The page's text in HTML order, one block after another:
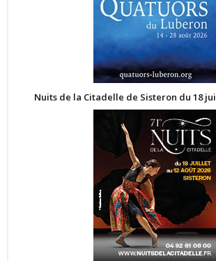
Nuits de la Citadelle de Sisteron du 18